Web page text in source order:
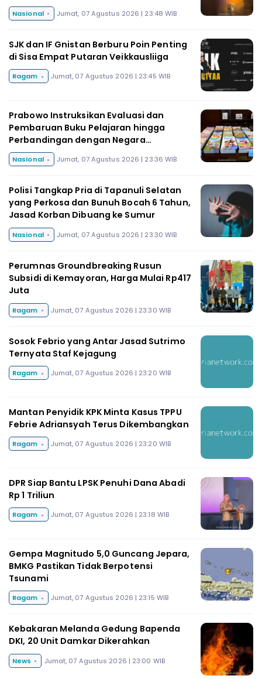
Nasional Jumat, 07 Agustus 2026 | 23:48 WIB
SJK dan IF Gnistan Berburu Poin Penting
di Sisa Empat Putaran Veikkausliiga
Ragam Jumat, 07 Agustus 2026 | 23:45 WIB
Prabowo Instruksikan Evaluasi dan
Pembaruan Buku Pelajaran hingga
Perbandingan dengan Negara
Tetangga
Nasional Jumat, 07 Agustus 2026 | 23:36 WIB
Polisi Tangkap Pria di Tapanuli Selatan
yang Perkosa dan Bunuh Bocah 6 Tahun,
Jasad Korban Dibuang ke Sumur
Nasional Jumat, 07 Agustus 2026 | 23:30 WIB
Perumnas Groundbreaking Rusun
Subsidi di Kemayoran, Harga Mulai Rp417
Juta
Ragam Jumat, 07 Agustus 2026 | 23:30 WIB
Sosok Febrio yang Antar Jasad Sutrimo
Ternyata Staf Kejagung
Ragam Jumat, 07 Agustus 2026 | 23:20 WIB
Mantan Penyidik KPK Minta Kasus TPPU
Febrie Adriansyah Terus Dikembangkan
Ragam Jumat, 07 Agustus 2026 | 23:20 WIB
DPR Siap Bantu LPSK Penuhi Dana Abadi
Rp 1 Triliun
Ragam Jumat, 07 Agustus 2026 | 23:18 WIB
Gempa Magnitudo 5,0 Guncang Jepara,
BMKG Pastikan Tidak Berpotensi
Tsunami
Ragam Jumat, 07 Agustus 2026 | 23:15 WIB
Kebakaran Melanda Gedung Bapenda
DKI, 20 Unit Damkar Dikerahkan
News Jumat, 07 Agustus 2026 | 23:00 WIB